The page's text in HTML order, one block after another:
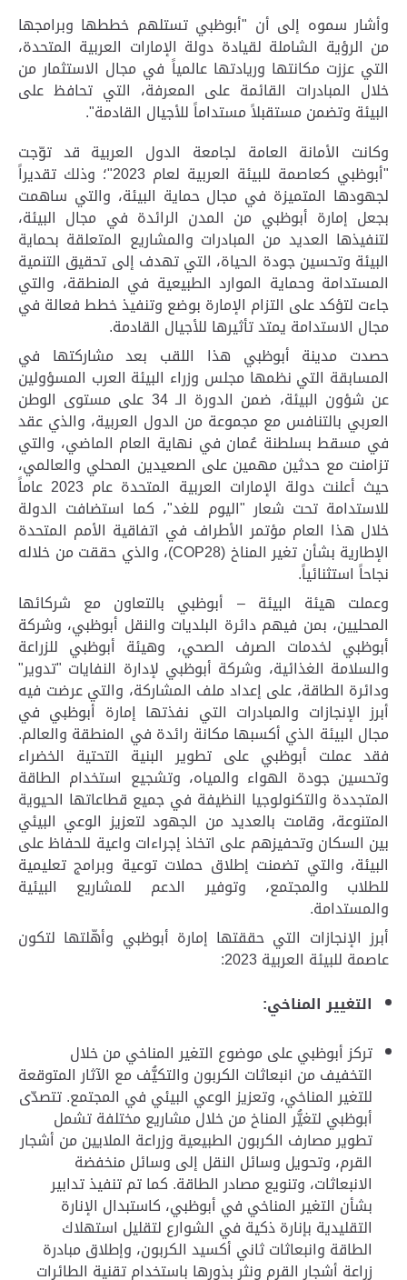
وأشار سموه إلى أن "أبوظبي تستلهم خططها وبرامجها
من الرؤية الشاملة لقيادة دولة الإمارات العربية المتحدة،
التي عززت مكانتها وريادتها عالمياً في مجال الاستثمار من
خلال المبادرات القائمة على المعرفة، التي تحافظ على
البيئة وتضمن مستقبلاً مستداماً للأجيال القادمة".
وكانت الأمانة العامة لجامعة الدول العربية قد توّجت
"أبوظبي كعاصمة للبيئة العربية لعام 2023"؛ وذلك تقديراً
لجهودها المتميزة في مجال حماية البيئة، والتي ساهمت
بجعل إمارة أبوظبي من المدن الرائدة في مجال البيئة،
لتنفيذها العديد من المبادرات والمشاريع المتعلقة بحماية
البيئة وتحسين جودة الحياة، التي تهدف إلى تحقيق التنمية
المستدامة وحماية الموارد الطبيعية في المنطقة، والتي
جاءت لتؤكد على التزام الإمارة بوضع وتنفيذ خطط فعالة في
مجال الاستدامة يمتد تأثيرها للأجيال القادمة.
حصدت مدينة أبوظبي هذا اللقب بعد مشاركتها في
المسابقة التي نظمها مجلس وزراء البيئة العرب المسؤولين
عن شؤون البيئة، ضمن الدورة الـ 34 على مستوى الوطن
العربي بالتنافس مع مجموعة من الدول العربية، والذي عقد
في مسقط بسلطنة عُمان في نهاية العام الماضي، والتي
تزامنت مع حدثين مهمين على الصعيدين المحلي والعالمي،
حيث أعلنت دولة الإمارات العربية المتحدة عام 2023 عاماً
للاستدامة تحت شعار "اليوم للغد"، كما استضافت الدولة
خلال هذا العام مؤتمر الأطراف في اتفاقية الأمم المتحدة
الإطارية بشأن تغير المناخ (COP28)، والذي حققت من خلاله
نجاحاً استثنائياً.
وعملت هيئة البيئة – أبوظبي بالتعاون مع شركائها
المحليين، بمن فيهم دائرة البلديات والنقل أبوظبي، وشركة
أبوظبي لخدمات الصرف الصحي، وهيئة أبوظبي للزراعة
والسلامة الغذائية، وشركة أبوظبي لإدارة النفايات "تدوير"
ودائرة الطاقة، على إعداد ملف المشاركة، والتي عرضت فيه
أبرز الإنجازات والمبادرات التي نفذتها إمارة أبوظبي في
مجال البيئة الذي أكسبها مكانة رائدة في المنطقة والعالم.
فقد عملت أبوظبي على تطوير البنية التحتية الخضراء
وتحسين جودة الهواء والمياه، وتشجيع استخدام الطاقة
المتجددة والتكنولوجيا النظيفة في جميع قطاعاتها الحيوية
المتنوعة، وقامت بالعديد من الجهود لتعزيز الوعي البيئي
بين السكان وتحفيزهم على اتخاذ إجراءات واعية للحفاظ على
البيئة، والتي تضمنت إطلاق حملات توعية وبرامج تعليمية
للطلاب والمجتمع، وتوفير الدعم للمشاريع البيئية
والمستدامة.
أبرز الإنجازات التي حققتها إمارة أبوظبي وأهّلتها لتكون
عاصمة للبيئة العربية 2023:
التغيير المناخي:
تركز أبوظبي على موضوع التغير المناخي من خلال
التخفيف من انبعاثات الكربون والتكيُّف مع الآثار المتوقعة
للتغير المناخي، وتعزيز الوعي البيئي في المجتمع. تتصدّى
أبوظبي لتغيُّر المناخ من خلال مشاريع مختلفة تشمل
تطوير مصارف الكربون الطبيعية وزراعة الملايين من أشجار
القرم، وتحويل وسائل النقل إلى وسائل منخفضة
الانبعاثات، وتنويع مصادر الطاقة. كما تم تنفيذ تدابير
بشأن التغير المناخي في أبوظبي، كاستبدال الإنارة
التقليدية بإنارة ذكية في الشوارع لتقليل استهلاك
الطاقة وانبعاثات ثاني أكسيد الكربون، وإطلاق مبادرة
زراعة أشجار القرم ونثر بذورها باستخدام تقنية الطائرات